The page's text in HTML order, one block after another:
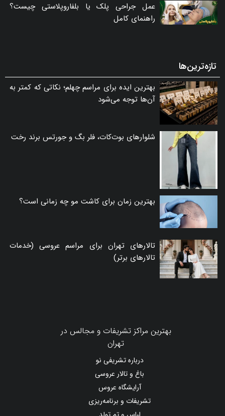
عمل جراحی پلک یا بلفاروپلاستی چیست؟
راهنمای کامل
تازه‌ترین‌ها
بهترین ایده برای مراسم چهلم؛ نکاتی که کمتر به
آن‌ها توجه می‌شود
شلوارهای بوت‌کات، فلر بگ و جورتس برند رخت
بهترین زمان برای کاشت مو چه زمانی است؟
تالارهای تهران برای مراسم عروسی (خدمات
تالارهای برتر)
بهترین مراکز تشریفات و مجالس در
تهران
درباره تشریفی نو
باغ و تالار عروسی
آرایشگاه عروس
تشریفات و برنامه‌ریزی